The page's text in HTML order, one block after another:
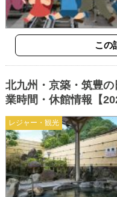
この
レジャー・観光
北九州・京築・筑豊
業時間・休館情報【